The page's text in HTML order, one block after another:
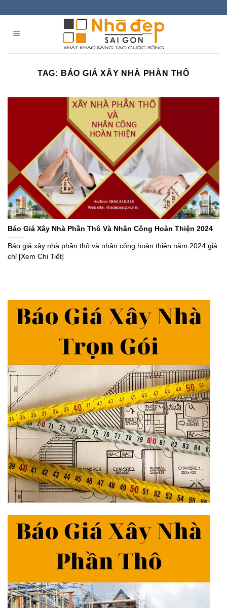
content
TAG: BÁO GIÁ XÂY NHÀ PHẦN THÔ
Báo Giá Xây Nhà Phần Thô Và Nhân Công Hoàn Thiện 2024
Báo giá xây nhà phần thô và nhân công hoàn thiện năm 2024 giá
chỉ [Xem Chi Tiết]